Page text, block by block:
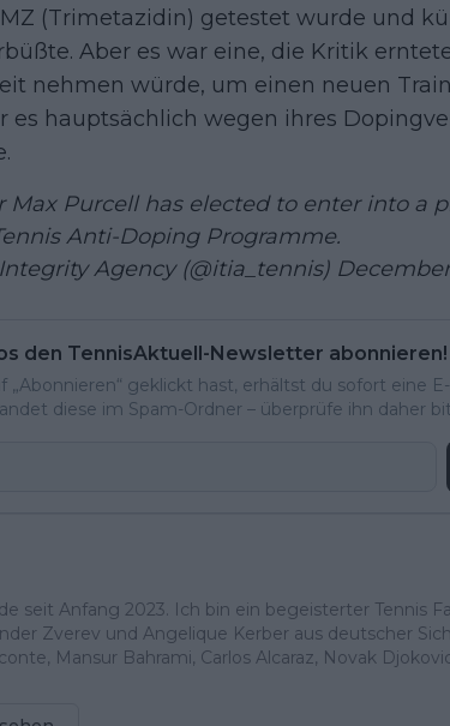
(Trimetazidin) getestet wurde und
Aber es war eine, die Kritik
nehmen würde, um einen neuen
hauptsächlich wegen ihres
Purcell has elected to enter into a
Anti-Doping Programme.
Agency (@itia_tennis)
den TennisAktuell-Newsletter abonnieren!
„Abonnieren“ geklickt hast, erhältst du sofort eine
diese im Spam-Ordner – überprüfe ihn daher
seit Anfang 2023. Ich bin ein begeisterter Tennis
Zverev und Angelique Kerber aus deutscher
Mansur Bahrami, Carlos Alcaraz, Novak